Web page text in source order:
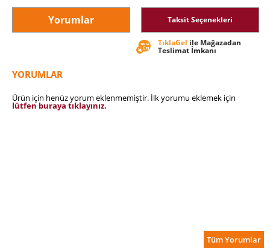
Yorumlar Taksit Seçenekleri
TıklaGel ile Mağazadan
Teslimat İmkanı
YORUMLAR
Ürün için henüz yorum eklenmemiştir. İlk yorumu eklemek için
lütfen buraya tıklayınız.
Tüm Yorumlar